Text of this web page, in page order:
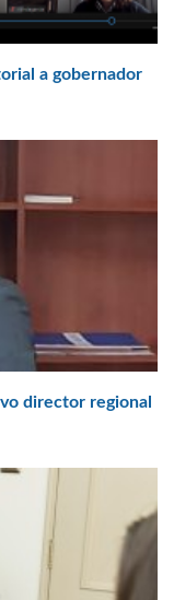
a gobernador
director regional